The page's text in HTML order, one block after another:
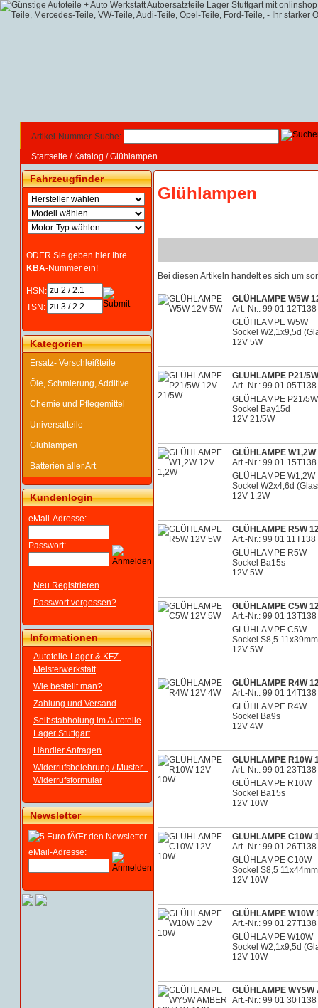
Artikel-Nummer-Suche:
Startseite / Katalog /Glühlampen
Fahrzeugfinder
ODER Sie geben hier Ihre
KBA-Nummer ein!
HSN:
TSN:
Kategorien
Ersatz- Verschleißteile
Öle, Schmierung, Additive
Chemie und Pflegemittel
Universalteile
Glühlampen
Batterien aller Art
Kundenlogin
eMail-Adresse:
Passwort:
Neu Registrieren
Passwort vergessen?
Informationen
Autoteile-Lager & KFZ-
Meisterwerkstatt
Wie bestellt man?
Zahlung und Versand
Selbstabholung im Autoteile
Lager Stuttgart
Händler Anfragen
Widerrufsbelehrung / Muster -
Widerrufsformular
Newsletter
eMail-Adresse:
Glühlampen
Bei diesen Artikeln handelt es sich um
GLÜHLAMPE W5W
Art.-Nr.: 99 01 12T138
GLÜHLAMPE W5W
Sockel W2,1x9,5d
12V 5W
GLÜHLAMPE P21/
Art.-Nr.: 99 01 05T138
GLÜHLAMPE P21/5W
Sockel Bay15d
12V 21/5W
GLÜHLAMPE W1,2W
Art.-Nr.: 99 01 15T138
GLÜHLAMPE W1,2W
Sockel W2x4,6d
12V 1,2W
GLÜHLAMPE R5W
Art.-Nr.: 99 01 11T138
GLÜHLAMPE R5W
Sockel Ba15s
12V 5W
GLÜHLAMPE C5W
Art.-Nr.: 99 01 13T138
GLÜHLAMPE C5W
Sockel S8,5 11x39mm
12V 5W
GLÜHLAMPE R4W
Art.-Nr.: 99 01 14T138
GLÜHLAMPE R4W
Sockel Ba9s
12V 4W
GLÜHLAMPE R10W
Art.-Nr.: 99 01 23T138
GLÜHLAMPE R10W
Sockel Ba15s
12V 10W
GLÜHLAMPE C10W
Art.-Nr.: 99 01 26T138
GLÜHLAMPE C10W
Sockel S8,5 11x44mm
12V 10W
GLÜHLAMPE W10W
Art.-Nr.: 99 01 27T138
GLÜHLAMPE W10W
Sockel W2,1x9,5d
12V 10W
GLÜHLAMPE
Art.-Nr.: 99 01 30T138